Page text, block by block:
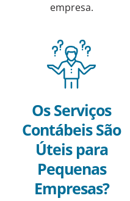
empresa.
Os Serviços
Contábeis São
Úteis para
Pequenas
Empresas?